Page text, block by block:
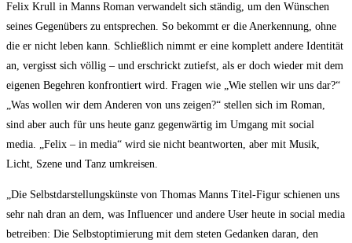
Felix Krull in Manns Roman ver­wan­delt sich stän­dig, um den Wün­schen
sei­nes Gegen­übers zu ent­spre­chen. So bekommt er die Aner­ken­nung, ohne
die er nicht leben kann. Schließ­lich nimmt er eine kom­plett ande­re Iden­ti­tät
an, ver­gisst sich völ­lig – und erschrickt zutiefst, als er doch wie­der mit dem
eige­nen Begeh­ren kon­fron­tiert wird. Fra­gen wie „Wie stel­len wir uns dar?“
„Was wol­len wir dem Ande­ren von uns zei­gen?“ stel­len sich im Roman,
sind aber auch für uns heu­te ganz gegen­wär­tig im Umgang mit social
media. „Felix – in media“ wird sie nicht beant­wor­ten, aber mit Musik,
Licht, Sze­ne und Tanz umkreisen.
„Die Selbst­dar­stel­lungs­küns­te von Tho­mas Manns Titel-Figur schie­nen uns
sehr nah dran an dem, was Influen­cer und ande­re User heu­te in social media
betrei­ben: Die Selbst­op­ti­mie­rung mit dem ste­ten Gedan­ken dar­an, den